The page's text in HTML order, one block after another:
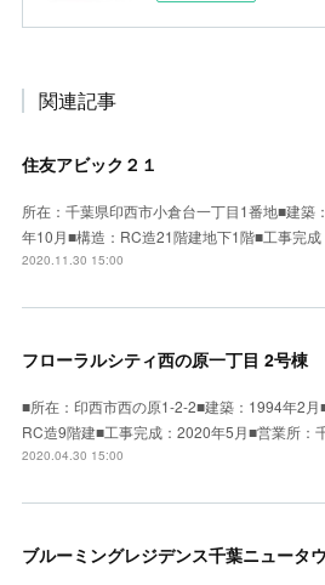
関連記事
住友アビック２１
所在：千葉県印西市小倉台一丁目1番地■建築
年10月■構造：RC造21階建地下1階■工事完
2020.11.30 15:00
フローラルシティ西の原一丁目 2号棟
■所在：印西市西の原1-2-2■建築：1994年2月
RC造9階建■工事完成：2020年5月■営業所：
2020.04.30 15:00